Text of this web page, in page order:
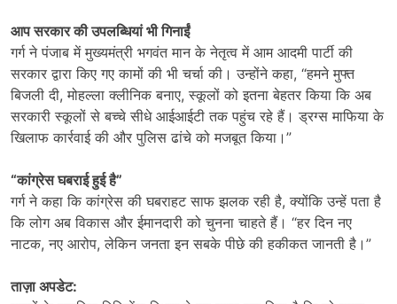
आप सरकार की उपलब्धियां भी गिनाईं
गर्ग ने पंजाब में मुख्यमंत्री भगवंत मान के नेतृत्व में आम आदमी पार्टी की
सरकार द्वारा किए गए कामों की भी चर्चा की। उन्होंने कहा, “हमने मुफ्त
बिजली दी, मोहल्ला क्लीनिक बनाए, स्कूलों को इतना बेहतर किया कि अब
सरकारी स्कूलों से बच्चे सीधे आईआईटी तक पहुंच रहे हैं। ड्रग्स माफिया के
खिलाफ कार्रवाई की और पुलिस ढांचे को मजबूत किया।”
“कांग्रेस घबराई हुई है”
गर्ग ने कहा कि कांग्रेस की घबराहट साफ झलक रही है, क्योंकि उन्हें पता है
कि लोग अब विकास और ईमानदारी को चुनना चाहते हैं। “हर दिन नए
नाटक, नए आरोप, लेकिन जनता इन सबके पीछे की हकीकत जानती है।”
ताज़ा अपडेट: